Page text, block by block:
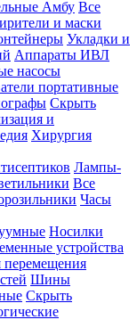
Амбу Все
и маски
Укладки и
Аппараты ИВЛ
насосы
портативные
Скрыть
и
Хирургия
Лампы-
Все
Часы
Носилки
устройства
перемещения
Шины
Скрыть